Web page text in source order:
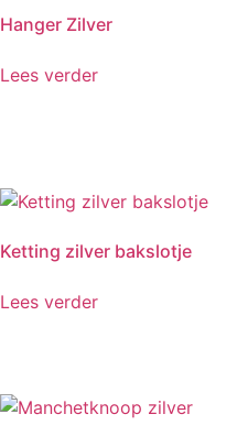
Hanger Zilver
Lees verder
Ketting zilver bakslotje
Lees verder